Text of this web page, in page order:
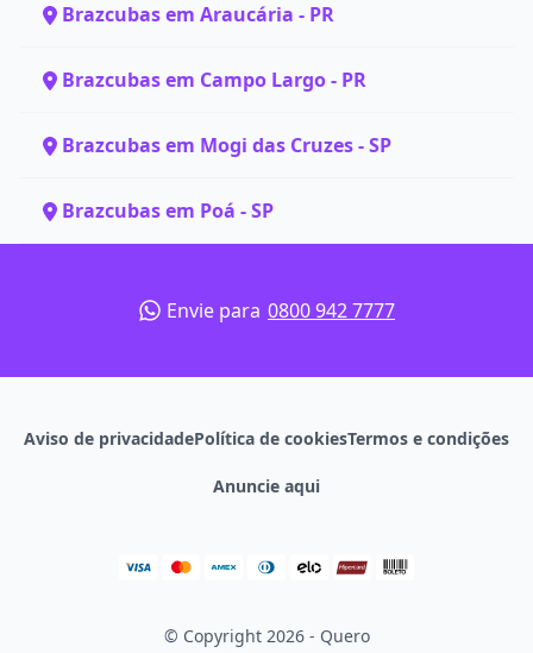
Brazcubas em Araucária - PR
Brazcubas em Campo Largo - PR
Brazcubas em Mogi das Cruzes - SP
Brazcubas em Poá - SP
Envie para 0800 942 7777
Aviso de privacidadePolítica de cookiesTermos e condições
Anuncie aqui
© Copyright 2026 - Quero